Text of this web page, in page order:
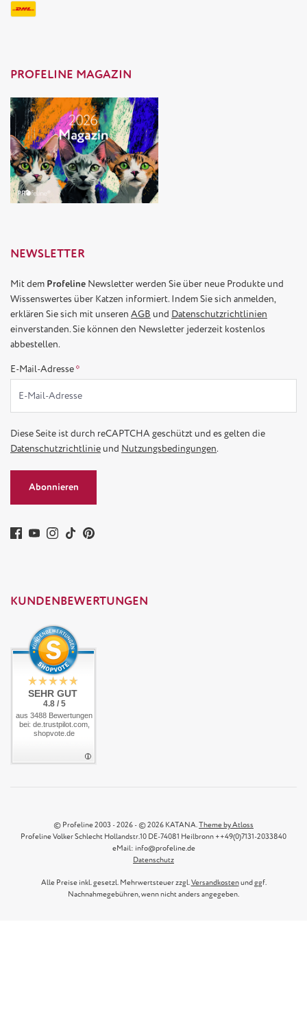
PROFELINE MAGAZIN
NEWSLETTER
Mit dem Profeline Newsletter werden Sie über neue Produkte und
Wissenswertes über Katzen informiert. Indem Sie sich anmelden,
erklären Sie sich mit unseren AGB und Datenschutzrichtlinien
einverstanden. Sie können den Newsletter jederzeit kostenlos
abbestellen.
E-Mail-Adresse*
Diese Seite ist durch reCAPTCHA geschützt und es gelten die
Datenschutzrichtlinieund Nutzungsbedingungen.
Abonnieren
KUNDENBEWERTUNGEN
SEHR GUT
4.8 / 5
aus 3488 Bewertungen
bei: de.trustpilot.com,
shopvote.de
© Profeline 2003 - 2026 - © 2026 KATANA.Theme by Atloss
Profeline Volker Schlecht Hollandstr.10 DE-74081 Heilbronn ++49(0)7131-2033840
eMail: info@profeline.de
Datenschutz
Alle Preise inkl. gesetzl. Mehrwertsteuer zzgl.Versandkostenund ggf.
Nachnahmegebühren, wenn nicht anders angegeben.